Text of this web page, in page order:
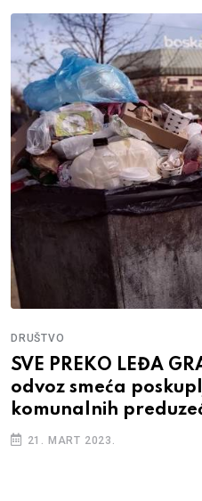
DRUŠTVO
SVE PREKO LEĐA
odvoz smeća
komunalnih
21. MART 2023.